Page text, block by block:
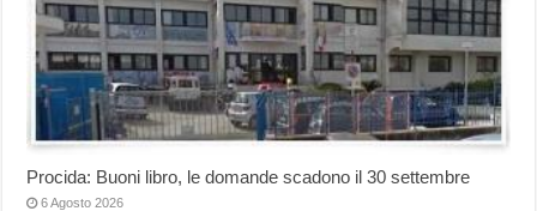
Procida: Buoni libro, le domande scadono il 30 settembre
6 Agosto 2026